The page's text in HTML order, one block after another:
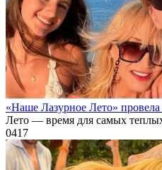
«Наше Лазурное Лето»
Лето — время для самых
0417